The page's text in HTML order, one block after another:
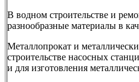
В водном строительстве и
разнообразные материалы в
Металлопрокат и
строительстве насосных
и для изготовления